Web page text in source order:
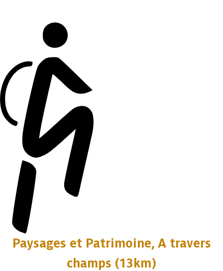
Paysages et Patrimoine, A travers
champs (13km)